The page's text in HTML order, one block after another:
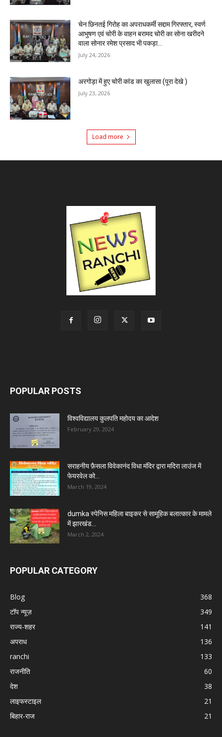
चेन छिनतई गिरोह का अपराधकर्मी सद्दाम गिरफ्तार, स्वर्ण
आभुषण एवं चोरी के वाहन बरामद चोरी का सोना खरीदने
वाला सोनार रमेश प्रसाद भी पकड़ा...
July 24, 2026
अरगोड़ा में हुए चोरी कांड का खुलासा (पूरा देखे )
July 23, 2026
Load more
POPULAR POSTS
विश्वविद्यालय कुलपति महोदय का आदेश
February 29, 2024
सराहनीय फ़ैसला विवेकानंद विधा मंदिर द्वारा मदिरा लाउंज में
फेयरवेल को...
March 19, 2024
dumka स्पेनिस महिला बाइकर से सामूहिक बलात्कार के मामले
में झारखंड...
March 2, 2024
POPULAR CATEGORY
Blog
368
टॉप न्यूज़
349
राज्य-शहर
141
अपराध
136
ranchi
133
राजनीति
60
देश
38
लाइफस्टाइल
21
बिहार-राज
21